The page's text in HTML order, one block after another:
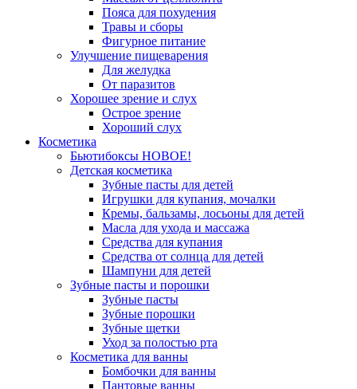
Пояса для похудения
Травы и сборы
Фигурное питание
Улучшение пищеварения
Для желудка
От паразитов
Хорошее зрение и слух
Острое зрение
Хороший слух
Косметика
Бьютибоксы НОВОЕ!
Детская косметика
Зубные пасты для детей
Игрушки для купания, мочалки
Кремы, бальзамы, лосьоны для детей
Масла для ухода и массажа
Средства для купания
Средства от солнца для детей
Шампуни для детей
Зубные пасты и порошки
Зубные пасты
Зубные порошки
Зубные щетки
Уход за полостью рта
Косметика для ванны
Бомбочки для ванны
Пантовые ванны